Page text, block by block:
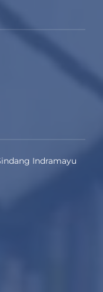
Indramayu